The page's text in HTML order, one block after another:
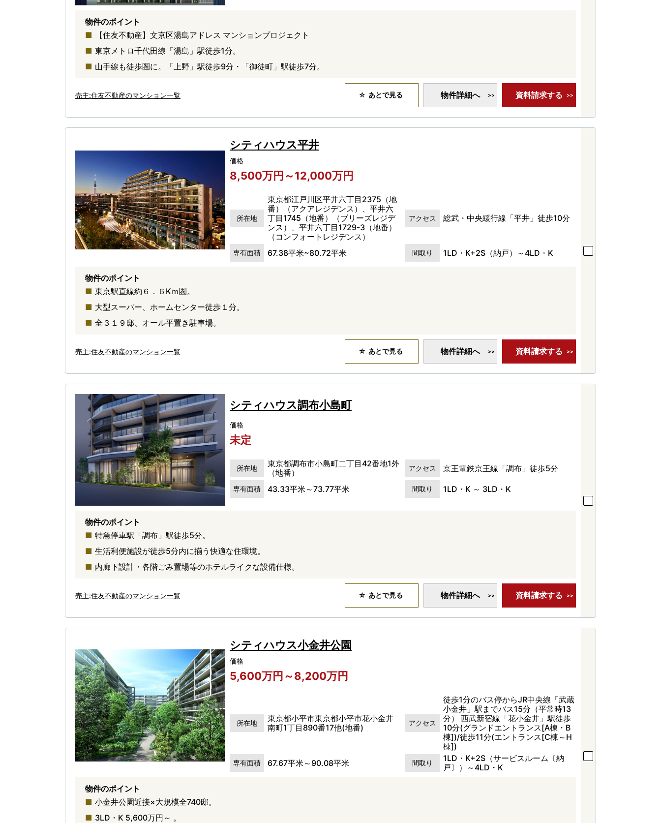
物件のポイント
【住友不動産】文京区湯島アドレス マンションプロジェクト
東京メトロ千代田線「湯島」駅徒歩1分。
山手線も徒歩圏に。「上野」駅徒歩9分・「御徒町」駅徒歩7分。
売主:住友不動産のマンション一覧 あとで見る 物件詳細へ 資料請求する
シティハウス平井
価格
8,500万円～12,000万円
所在地
東京都江戸川区平井六丁目2375（地
番）（アクアレジデンス）、平井六
丁目1745（地番）（ブリーズレジデ
ンス）、平井六丁目1729-3（地番）
（コンフォートレジデンス）
アクセス 総武・中央緩行線「平井」徒歩10分
専有面積 67.38平米~80.72平米 間取り 1LD・K+2S（納戸）～4LD・K
物件のポイント
東京駅直線約６．６Kｍ圏。
大型スーパー、ホームセンター徒歩１分。
全３１９邸、オール平置き駐車場。
売主:住友不動産のマンション一覧 あとで見る 物件詳細へ 資料請求する
シティハウス調布小島町
価格
未定
所在地
東京都調布市小島町二丁目42番地1外
（地番）
アクセス 京王電鉄京王線「調布」徒歩5分
専有面積 43.33平米～73.77平米 間取り 1LD・K ～ 3LD・K
物件のポイント
特急停車駅「調布」駅徒歩5分。
生活利便施設が徒歩5分内に揃う快適な住環境。
内廊下設計・各階ごみ置場等のホテルライクな設備仕様。
売主:住友不動産のマンション一覧 あとで見る 物件詳細へ 資料請求する
シティハウス小金井公園
価格
5,600万円～8,200万円
所在地
東京都小平市東京都小平市花小金井
南町1丁目890番17他(地番)
アクセス
徒歩1分のバス停からJR中央線「武蔵
小金井」駅までバス15分（平常時13
分） 西武新宿線「花小金井」駅徒歩
10分(グランドエントランス[A棟・B
棟])/徒歩11分(エントランス[C棟～H
棟])
専有面積 67.67平米～90.08平米 間取り
1LD・K+2S（サービスルーム〔納
戸〕）～4LD・K
物件のポイント
小金井公園近接×大規模全740邸。
3LD・K 5,600万円～ 。